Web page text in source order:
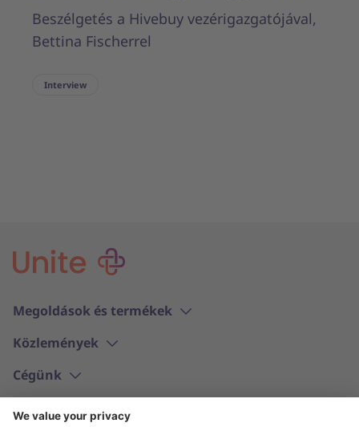
Beszélgetés a Hivebuy vezérigazgatójával,
Bettina Fischerrel
Interview
Megoldások és termékek
Közlemények
Cégünk